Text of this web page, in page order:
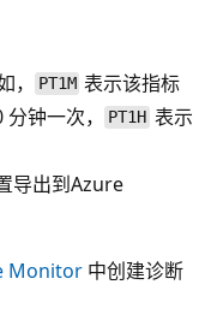
， PT1M 表示该指标
分钟一次， PT1H表示
导出到Azure
Monitor 中创建诊断